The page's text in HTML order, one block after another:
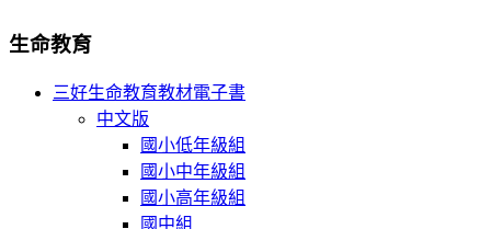
生命教育
三好生命教育教材電子書
中文版
國小低年級組
國小中年級組
國小高年級組
國中組